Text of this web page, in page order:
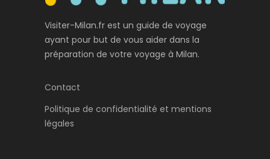
Visiter-Milan.fr est un guide de voyage
ayant pour but de vous aider dans la
préparation de votre voyage à Milan.
Contact
Politique de confidentialité et mentions
légales